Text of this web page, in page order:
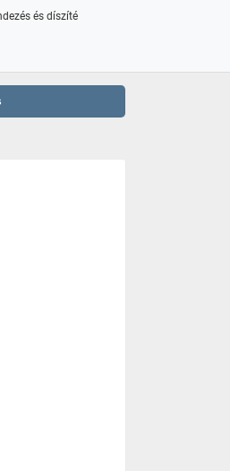
és díszíté